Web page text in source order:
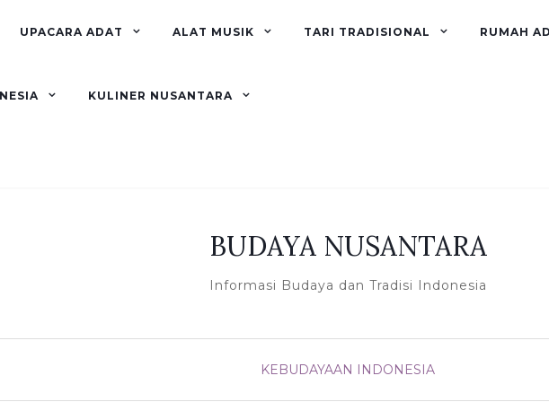
UPACARA ADAT ALAT MUSIK TARI TRADISIONAL RUMAH
KULINER NUSANTARA
BUDAYA NUSANTARA
Informasi Budaya dan Tradisi Indonesia
KEBUDAYAAN INDONESIA